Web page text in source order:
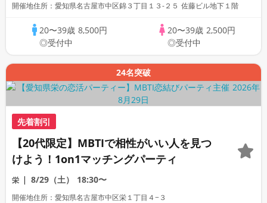
開催地住所：愛知県名古屋市中区錦３丁目１３-２５ 佐藤ビル地下１階
20〜39歳 8,500円
◎受付中
20〜39歳 2,500円
◎受付中
24名突破
先着割引
【20代限定】MBTIで相性がいい人を見つ
けよう！1on1マッチングパーティ
栄 8/29（土） 18:30〜
開催地住所：愛知県名古屋市中区栄１丁目４−３